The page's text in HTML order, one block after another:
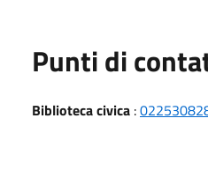
Punti di
Biblioteca civica :